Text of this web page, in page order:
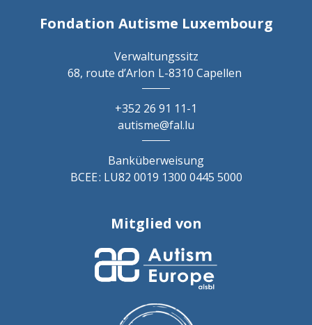
Fondation Autisme Luxembourg
Verwaltungssitz
68, route d’Arlon L-8310 Capellen
+352 26 91 11-1
autisme@fal.lu
Banküberweisung
BCEE : LU82 0019 1300 0445 5000
Mitglied von